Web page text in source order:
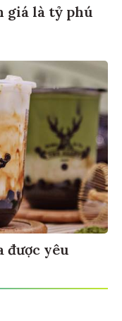
giá là tỷ phú
được yêu